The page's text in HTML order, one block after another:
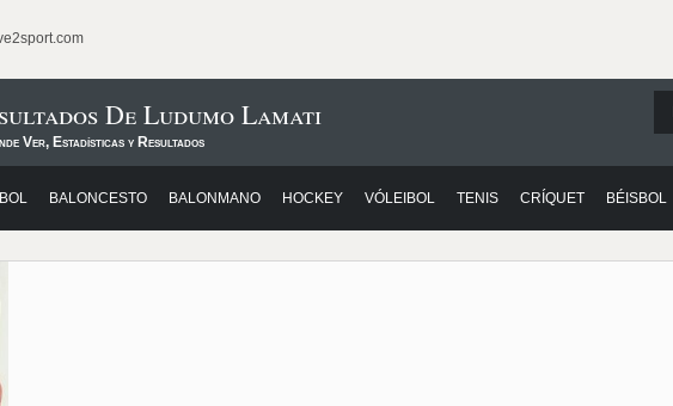
De Ludumo Lamati
Ver, Estadísticas y Resultados
BALONCESTO BALONMANO HOCKEY VÓLEIBOL TENIS CRÍQUET BÉISBOL